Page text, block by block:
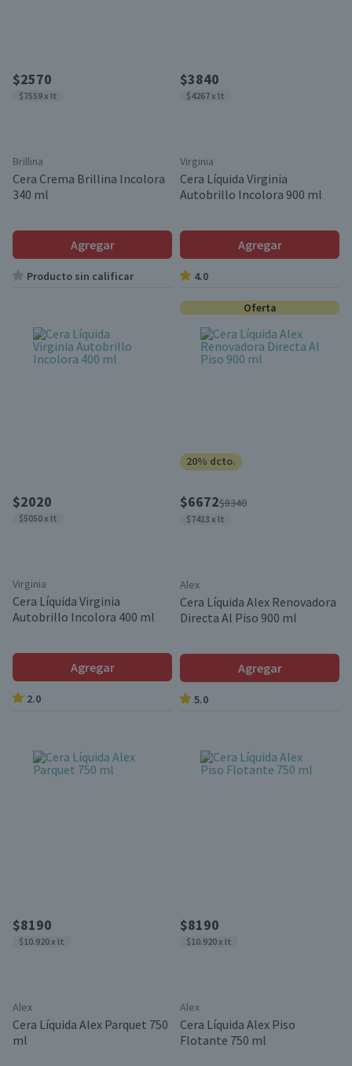
$2570
$7559 x lt
Brillina
Cera Crema Brillina Incolora
340 ml
Agregar
Producto sin calificar
$3840
$4267 x lt
Virginia
Cera Líquida Virginia
Autobrillo Incolora 900 ml
Agregar
4.0
$2020
$5050 x lt
Virginia
Cera Líquida Virginia
Autobrillo Incolora 400 ml
Agregar
2.0
Oferta
20% dcto.
$6672$8340
$7413 x lt
Alex
Cera Líquida Alex Renovadora
Directa Al Piso 900 ml
Agregar
5.0
$8190
$10.920 x lt
Alex
Cera Líquida Alex Parquet 750
ml
$8190
$10.920 x lt
Alex
Cera Líquida Alex Piso
Flotante 750 ml